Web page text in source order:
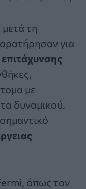
τη
για
με
δυναμικού.
όπως τον